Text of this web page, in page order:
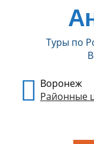
Туры по
Воронеж
Районные